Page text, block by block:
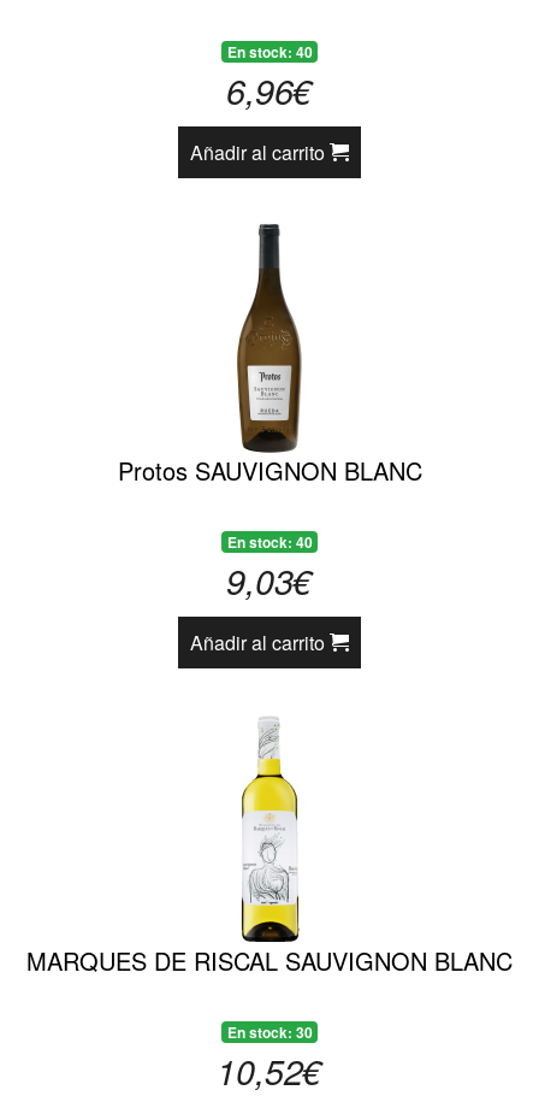
En stock: 40
6,96€
Añadir al carrito
Protos SAUVIGNON BLANC
En stock: 40
9,03€
Añadir al carrito
MARQUES DE RISCAL SAUVIGNON BLANC
En stock: 30
10,52€